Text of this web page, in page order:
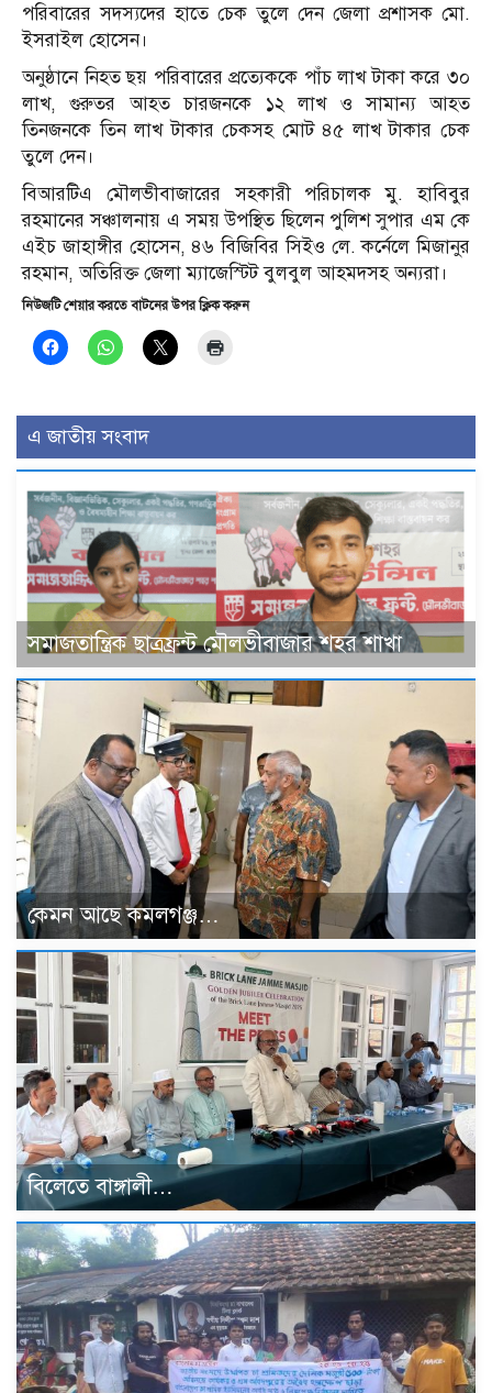
পরিবারের সদস্যদের হাতে চেক তুলে দেন জেলা প্রশাসক মো.
ইসরাইল হোসেন।
অনুষ্ঠানে নিহত ছয় পরিবারের প্রত্যেককে পাঁচ লাখ টাকা করে ৩০
লাখ, গুরুতর আহত চারজনকে ১২ লাখ ও সামান্য আহত
তিনজনকে তিন লাখ টাকার চেকসহ মোট ৪৫ লাখ টাকার চেক
তুলে দেন।
বিআরটিএ মৌলভীবাজারের সহকারী পরিচালক মু. হাবিবুর
রহমানের সঞ্চালনায় এ সময় উপস্থিত ছিলেন পুলিশ সুপার এম কে
এইচ জাহাঙ্গীর হোসেন, ৪৬ বিজিবির সিইও লে. কর্নেলে মিজানুর
রহমান, অতিরিক্ত জেলা ম্যাজেস্টিট বুলবুল আহমদসহ অন্যরা।
নিউজটি শেয়ার করতে বাটনের উপর ক্লিক করুন
এ জাতীয় সংবাদ
সমাজতান্ত্রিক ছাত্রফ্রন্ট মৌলভীবাজার শহর শাখা
কেমন আছে কমলগঞ্জ…
বিলেতে বাঙ্গালী…